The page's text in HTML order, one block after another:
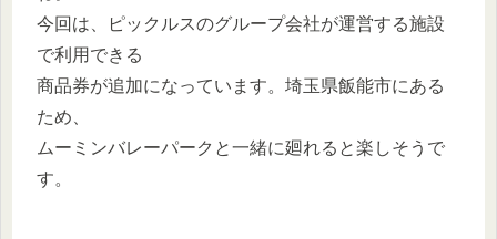
今回は、ピックルスのグループ会社が運営する施設
で利用できる
商品券が追加になっています。埼玉県飯能市にある
ため、
ムーミンバレーパークと一緒に廻れると楽しそうで
す。